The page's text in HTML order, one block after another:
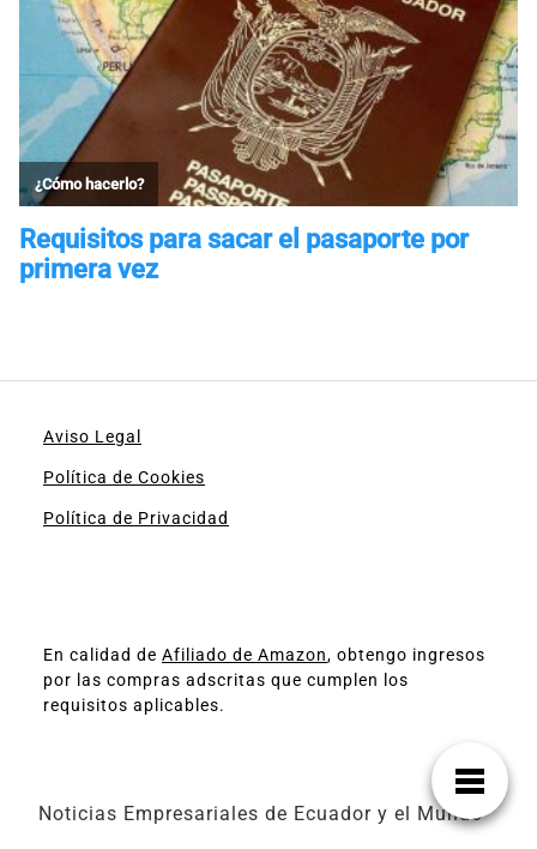
Aviso Legal
Política de Cookies
Política de Privacidad
En calidad de Afiliado de Amazon, obtengo ingresos
por las compras adscritas que cumplen los
requisitos aplicables.
Noticias Empresariales de Ecuador y el Mundo